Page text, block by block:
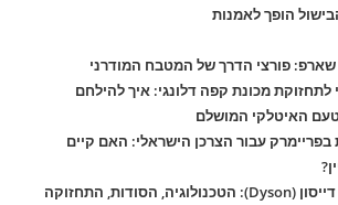
הופך לאמנות
שארפ: פורצי הדרך של המטבח המודרני
לתחזוקת מכונת קפה דלונגי: איך להילחם
האיטלקי המושלם
עבור הצרכן הישראלי: האם קיים
המדריך השלם לבעלי דייסון (Dyson): הטכנולוגיה, הסודות, התחזוקה